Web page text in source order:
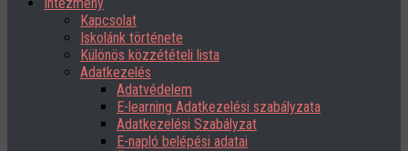
Kapcsolat
Iskolánk története
Különös közzétételi lista
Adatkezelés
Adatvédelem
E-learning Adatkezelési szabályzata
Adatkezelési Szabályzat
E-napló belépési adatai